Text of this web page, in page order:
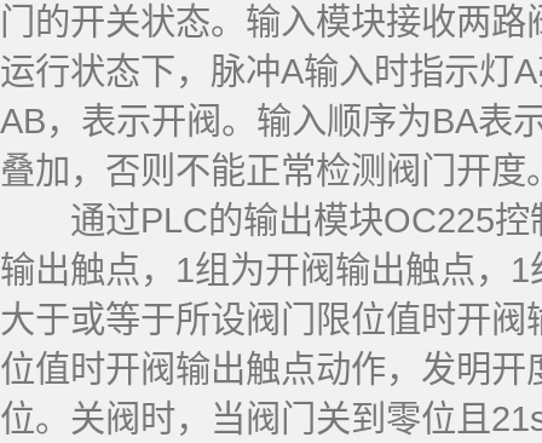
门的开关状态。输入模块接收两
运行状态下，脉冲A输入时指示灯
AB，表示开阀。输入顺序为BA表
叠加，否则不能正常检测阀门开度
通过PLC的输出模块OC225控
输出触点，1组为开阀输出触点，
大于或等于所设阀门限位值时开
位值时开阀输出触点动作，发明
位。关阀时，当阀门关到零位且